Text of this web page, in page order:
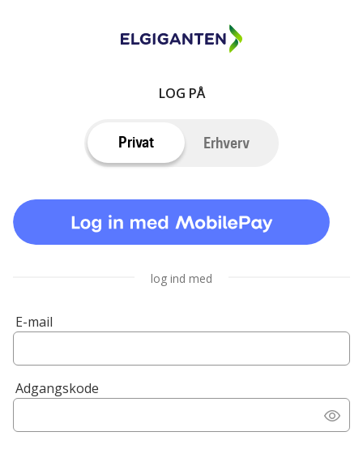
LOG PÅ
Privat Erhverv
log ind med
E-mail
Adgangskode